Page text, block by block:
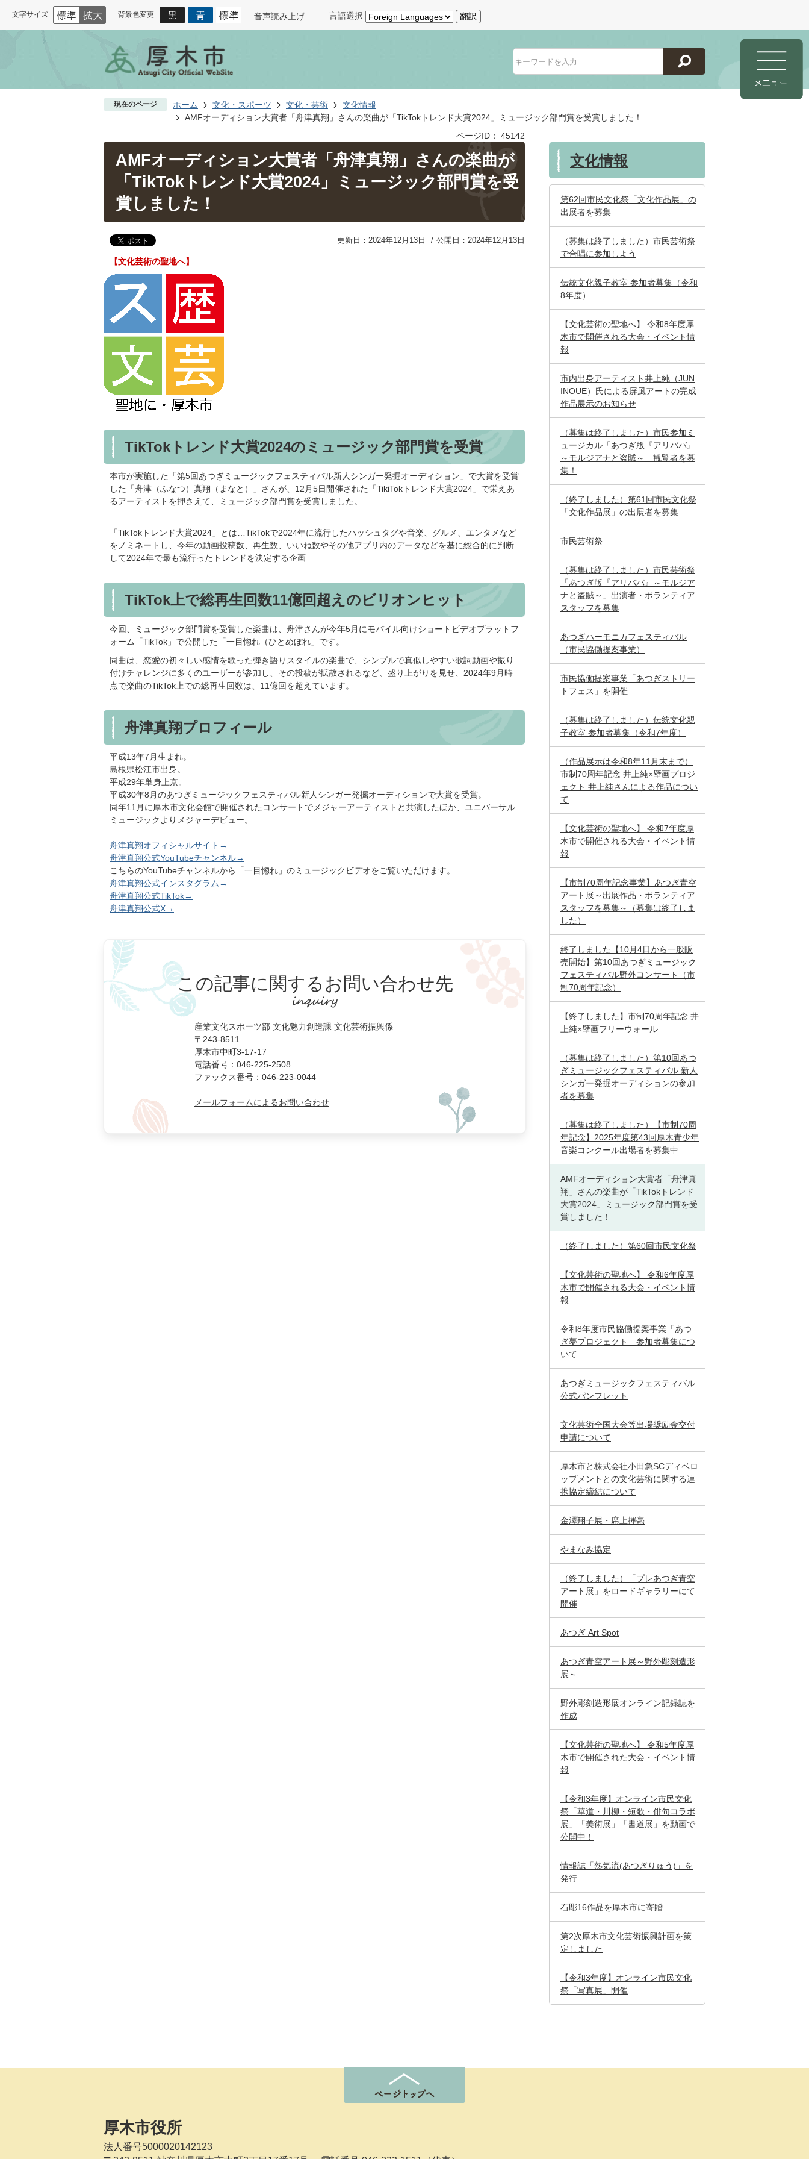
文字サイズ 背景色変更 音声読み上げ 言語選択 翻訳
現在のページ ホーム 文化・スポーツ 文化・芸術
文化情報
AMFオーディション大賞者「舟津真翔」さんの楽曲が「TikTokトレンド大賞2024」ミュージック部門賞を受賞しました！
ページID：
45142
AMFオーディション大賞者「舟津真翔」さんの楽曲が
「TikTokトレンド大賞2024」ミュージック部門賞を受
賞しました！
更新日：2024年12月13日 公開日：2024年12月13日
【文化芸術の聖地へ】
TikTokトレンド大賞2024のミュージック部門賞を受賞
本市が実施した「第5回あつぎミュージックフェスティバル新人シンガー発掘オーディション」で大賞を受賞
した「舟津（ふなつ）真翔（まなと）」さんが、12月5日開催された「TikiTokトレンド大賞2024」で栄えあ
るアーティストを押さえて、ミュージック部門賞を受賞しました。
「TikTokトレンド大賞2024」とは…TikTokで2024年に流行したハッシュタグや音楽、グルメ、エンタメなど
をノミネートし、今年の動画投稿数、再生数、いいね数やその他アプリ内のデータなどを基に総合的に判断
して2024年で最も流行ったトレンドを決定する企画
TikTok上で総再生回数11億回超えのビリオンヒット
今回、ミュージック部門賞を受賞した楽曲は、舟津さんが今年5月にモバイル向けショートビデオプラットフ
ォーム「TikTok」で公開した「一目惚れ（ひとめぼれ」です。
同曲は、恋愛の初々しい感情を歌った弾き語りスタイルの楽曲で、シンプルで真似しやすい歌詞動画や振り
付けチャレンジに多くのユーザーが参加し、その投稿が拡散されるなど、盛り上がりを見せ、2024年9月時
点で楽曲のTikTok上での総再生回数は、11億回を超えています。
舟津真翔プロフィール
平成13年7月生まれ。
島根県松江市出身。
平成29年単身上京。
平成30年8月のあつぎミュージックフェスティバル新人シンガー発掘オーディションで大賞を受賞。
同年11月に厚木市文化会館で開催されたコンサートでメジャーアーティストと共演したほか、ユニバーサル
ミュージックよりメジャーデビュー。
舟津真翔オフィシャルサイト →
舟津真翔公式YouTubeチャンネル→
こちらのYouTubeチャンネルから「一目惚れ」のミュージックビデオをご覧いただけます。
舟津真翔公式インスタグラム→
舟津真翔公式TikTok→
舟津真翔公式X→
この記事に関するお問い合わせ先
産業文化スポーツ部 文化魅力創造課 文化芸術振興係
〒243-8511
厚木市中町3-17-17
電話番号：046-225-2508
ファックス番号：046-223-0044
メールフォームによるお問い合わせ
文化情報
第62回市民文化祭「文化作品展」の
出展者を募集
（募集は終了しました）市民芸術祭
で合唱に参加しよう
伝統文化親子教室 参加者募集（令和
8年度）
【文化芸術の聖地へ】 令和8年度厚
木市で開催される大会・イベント情
報
市内出身アーティスト井上純（JUN
INOUE）氏による屏風アートの完成
作品展示のお知らせ
（募集は終了しました）市民参加ミ
ュージカル「あつぎ版『アリババ』
～モルジアナと盗賊～」観覧者を募
集！
（終了しました）第61回市民文化祭
「文化作品展」の出展者を募集
市民芸術祭
（募集は終了しました）市民芸術祭
「あつぎ版『アリババ』～モルジア
ナと盗賊～」出演者・ボランティア
スタッフを募集
あつぎハーモニカフェスティバル
（市民協働提案事業）
市民協働提案事業「あつぎストリー
トフェス」を開催
（募集は終了しました）伝統文化親
子教室 参加者募集（令和7年度）
（作品展示は令和8年11月末まで）
市制70周年記念 井上純×壁画プロジ
ェクト 井上純さんによる作品につい
て
【文化芸術の聖地へ】 令和7年度厚
木市で開催される大会・イベント情
報
【市制70周年記念事業】あつぎ青空
アート展～出展作品・ボランティア
スタッフを募集～（募集は終了しま
した）
終了しました【10月4日から一般販
売開始】第10回あつぎミュージック
フェスティバル野外コンサート（市
制70周年記念）
【終了しました】市制70周年記念 井
上純×壁画フリーウォール
（募集は終了しました）第10回あつ
ぎミュージックフェスティバル 新人
シンガー発掘オーディションの参加
者を募集
（募集は終了しました）【市制70周
年記念】2025年度第43回厚木青少年
音楽コンクール出場者を募集中
AMFオーディション大賞者「舟津真
翔」さんの楽曲が「TikTokトレンド
大賞2024」ミュージック部門賞を受
賞しました！
（終了しました）第60回市民文化祭
【文化芸術の聖地へ】 令和6年度厚
木市で開催される大会・イベント情
報
令和8年度市民協働提案事業「あつ
ぎ夢プロジェクト」参加者募集につ
いて
あつぎミュージックフェスティバル
公式パンフレット
文化芸術全国大会等出場奨励金交付
申請について
厚木市と株式会社小田急SCディベロ
ップメントとの文化芸術に関する連
携協定締結について
金澤翔子展・席上揮毫
やまなみ協定
（終了しました）「プレあつぎ青空
アート展」をロードギャラリーにて
開催
あつぎ Art Spot
あつぎ青空アート展～野外彫刻造形
展～
野外彫刻造形展オンライン記録誌を
作成
【文化芸術の聖地へ】 令和5年度厚
木市で開催された大会・イベント情
報
【令和3年度】オンライン市民文化
祭「華道・川柳・短歌・俳句コラボ
展」「美術展」「書道展」を動画で
公開中！
情報誌「熱気流(あつぎりゅう)」を
発行
石彫16作品を厚木市に寄贈
第2次厚木市文化芸術振興計画を策
定しました
【令和3年度】オンライン市民文化
祭「写真展」開催
厚木市役所
法人番号5000020142123